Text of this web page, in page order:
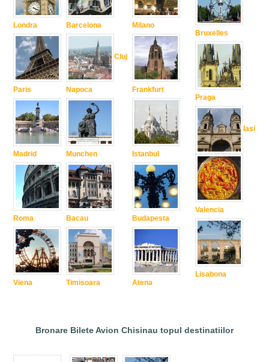
Londra
Paris
Madrid
Roma
Viena
Barcelona
Cluj
Napoca
Munchen
Bacau
Timisoara
Milano
Frankfurt
Istanbul
Budapesta
Atena
Bruxelles
Praga
Iasi
Valencia
Lisabona
Bronare Bilete Avion Chisinau topul destinatiilor